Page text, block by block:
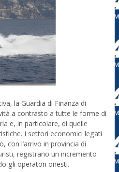
la Guardia di Finanza di
a contrasto a tutte le forme di
e, in particolare, di quelle
I settori economici legati
con l’arrivo in provincia di
registrano un incremento
gli operatori onesti.